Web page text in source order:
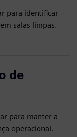
para identificar
salas limpas.
de
para manter a
operacional.